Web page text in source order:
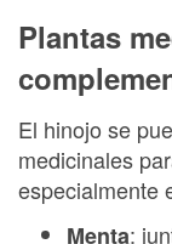
Plantas
El hinojo se
medicinales
especialmente
Menta: